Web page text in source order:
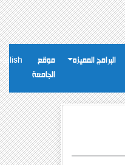
البرامج المميزه
موقع
الجامعة